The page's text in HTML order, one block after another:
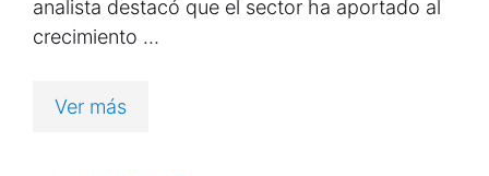
analista destacó que el sector ha aportado al
crecimiento …
Ver más